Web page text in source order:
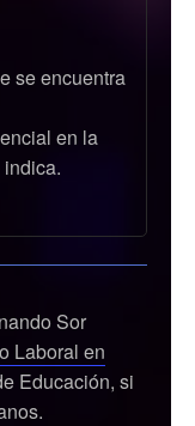
se encuentra
en la
Sor
Laboral en
Educación, si